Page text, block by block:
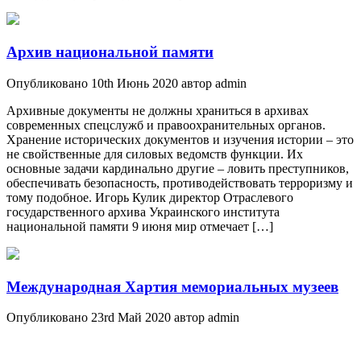
Архив национальной памяти
Опубликовано 10th Июнь 2020 автор admin
Архивные документы не должны храниться в архивах
современных спецслужб и правоохранительных органов.
Хранение исторических документов и изучения истории – это
не свойственные для силовых ведомств функции. Их
основные задачи кардинально другие – ловить преступников,
обеспечивать безопасность, противодействовать терроризму и
тому подобное. Игорь Кулик директор Отраслевого
государственного архива Украинского института
национальной памяти 9 июня мир отмечает […]
Международная Хартия мемориальных музеев
Опубликовано 23rd Май 2020 автор admin